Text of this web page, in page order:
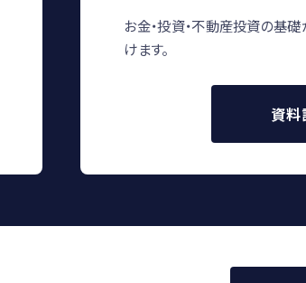
お金・投資・不動産投資の基
けます。
資料